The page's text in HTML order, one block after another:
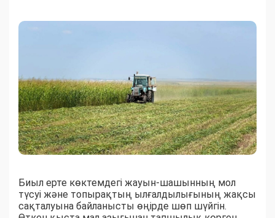
Биыл ерте көктемдегі жауын-шашынның мол
түсуі және топырақтың ылғалдылығының жақсы
сақталуына байланысты өңірде шөп шүйгін.